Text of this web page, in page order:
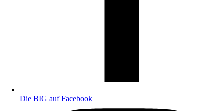
Die BIG auf Facebook